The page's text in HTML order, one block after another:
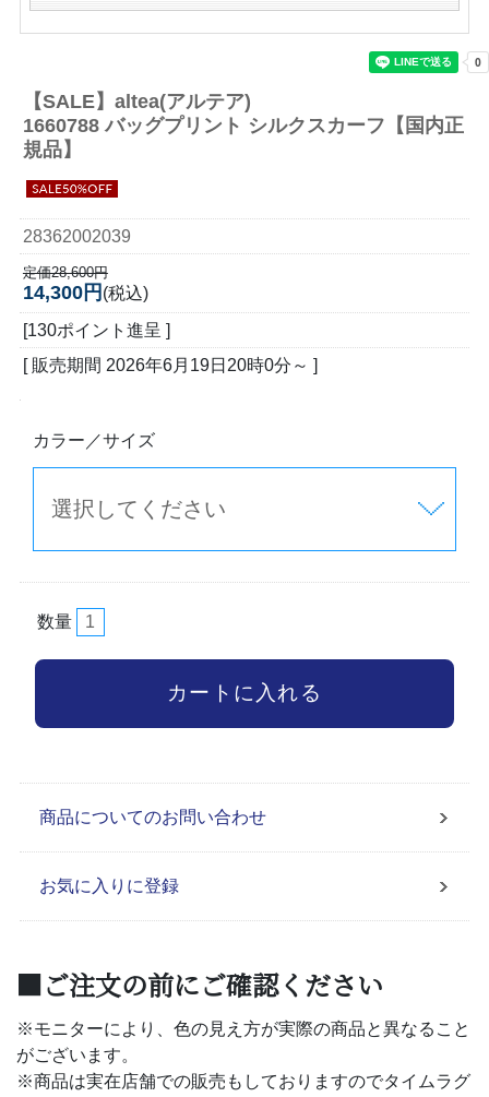
【SALE】 altea(アルテア)
1660788 バッグプリント シルクスカーフ【国内正
規品】
28362002039
定価28,600円
14,300円 (税込)
[130ポイント進呈 ]
[ 販売期間 2026年6月19日20時0分 ～ ]
カラー／サイズ
数量
商品についてのお問い合わせ
お気に入りに登録
■ご注文の前にご確認ください
※モニターにより、色の見え方が実際の商品と異なること
がございます。
※商品は実在店舗での販売もしておりますのでタイムラグ